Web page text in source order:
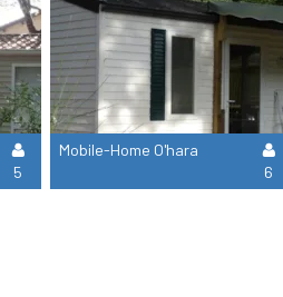
5
Mobile-Home O'hara
6